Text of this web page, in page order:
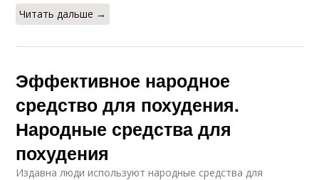
Читать дальше →
Эффективное народное
средство для похудения.
Народные средства для
похудения
Издавна люди используют народные средства для